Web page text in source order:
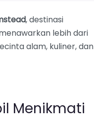
, destinasi
lebih dari
alam, kuliner, dan
Menikmati